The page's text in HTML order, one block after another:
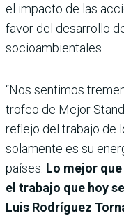
el impacto de las
favor del desarrollo
socioambientales.
“Nos sentimos
trofeo de Mejor
reflejo del trabajo de
solamente es su
países. Lo mejor
el trabajo que hoy
Luis Rodríguez